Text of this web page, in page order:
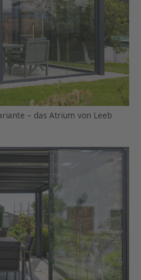
– das Atrium von Leeb